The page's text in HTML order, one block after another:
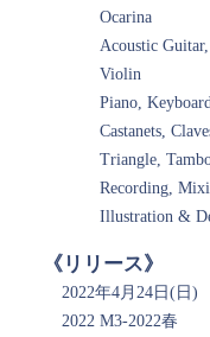
Ocarina
Acoustic
Violin
Piano,
Castanets,
Triangle,
Recording,
Illustration &
《リリース》
2022年4月24日(日)
2022 M3-2022春